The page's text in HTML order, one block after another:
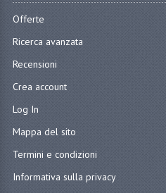
Offerte
Ricerca avanzata
Recensioni
Crea account
Log In
Mappa del sito
Termini e condizioni
Informativa sulla privacy